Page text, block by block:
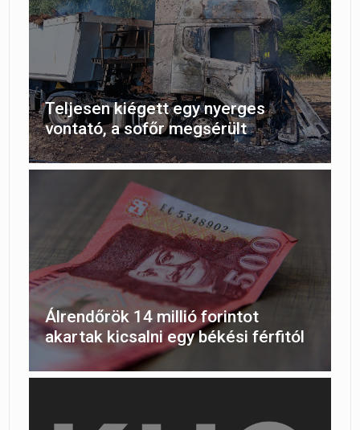
Teljesen kiégett egy nyerges
vontató, a sofőr megsérült
Álrendőrök 14 millió forintot
akartak kicsalni egy békési férfitól